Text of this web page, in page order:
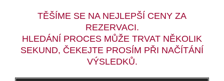
TĚŠÍME SE NA NEJLEPŠÍ CENY ZA
REZERVACI.
HLEDÁNÍ PROCES MŮŽE TRVAT NĚKOLIK
SEKUND, ČEKEJTE PROSÍM PŘI NAČÍTÁNÍ
VÝSLEDKŮ.